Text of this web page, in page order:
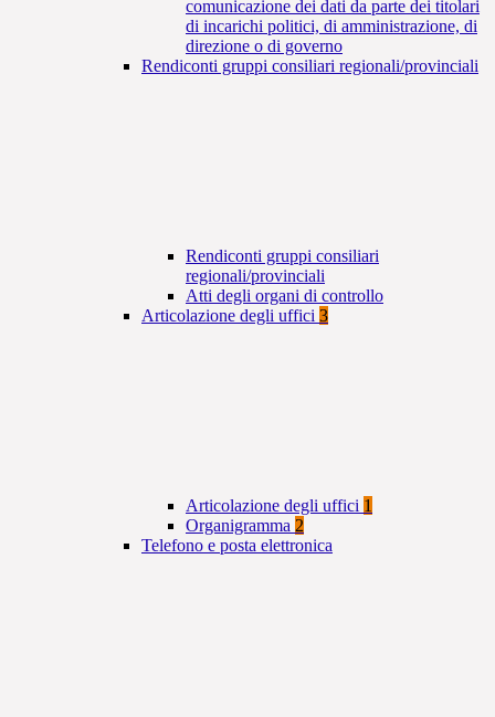
comunicazione dei dati da parte dei titolari
di incarichi politici, di amministrazione, di
direzione o di governo
Rendiconti gruppi consiliari regionali/provinciali
Rendiconti gruppi consiliari
regionali/provinciali
Atti degli organi di controllo
Articolazione degli uffici 3
Articolazione degli uffici 1
Organigramma 2
Telefono e posta elettronica